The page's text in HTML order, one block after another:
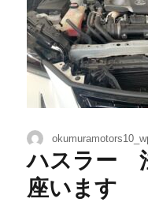
ハスラー
座います